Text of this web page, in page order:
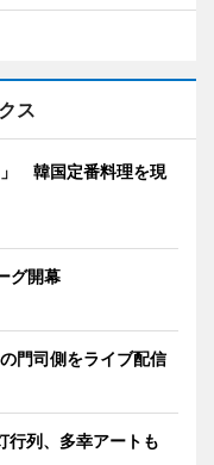
ス
韓国定番料理を現
グ開幕
門司側をライブ配信
列、多幸アートも